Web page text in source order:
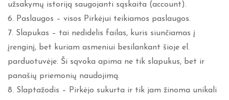
užsakymų istoriją saugojanti sąskaita (account).
6. Paslaugos – visos Pirkėjui teikiamos paslaugos.
7. Slapukas – tai nedidelis failas, kuris siunčiamas į
įrenginį, bet kuriam asmeniui besilankant šioje el.
parduotuvėje. Ši sąvoka apima ne tik slapukus, bet ir
panašių priemonių naudojimą.
8. Slaptažodis – Pirkėjo sukurta ir tik jam žinoma unikali